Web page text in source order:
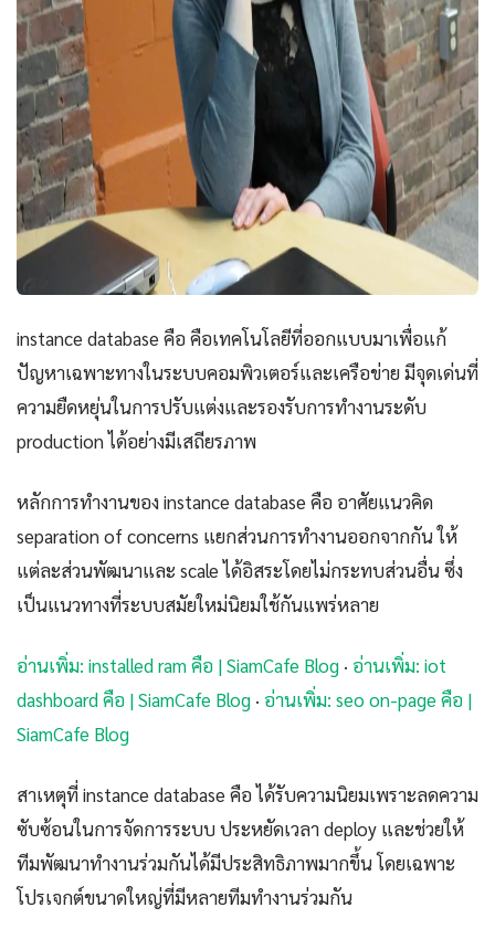
instance database คือ คือเทคโนโลยีที่ออกแบบมาเพื่อแก้
ปัญหาเฉพาะทางในระบบคอมพิวเตอร์และเครือข่าย มีจุดเด่นที่
ความยืดหยุ่นในการปรับแต่งและรองรับการทำงานระดับ
production ได้อย่างมีเสถียรภาพ
หลักการทำงานของ instance database คือ อาศัยแนวคิด
separation of concerns แยกส่วนการทำงานออกจากกัน ให้
แต่ละส่วนพัฒนาและ scale ได้อิสระโดยไม่กระทบส่วนอื่น ซึ่ง
เป็นแนวทางที่ระบบสมัยใหม่นิยมใช้กันแพร่หลาย
อ่านเพิ่ม: installed ram คือ | SiamCafe Blog · อ่านเพิ่ม: iot
dashboard คือ | SiamCafe Blog · อ่านเพิ่ม: seo on-page คือ |
SiamCafe Blog
สาเหตุที่ instance database คือ ได้รับความนิยมเพราะลดความ
ซับซ้อนในการจัดการระบบ ประหยัดเวลา deploy และช่วยให้
ทีมพัฒนาทำงานร่วมกันได้มีประสิทธิภาพมากขึ้น โดยเฉพาะ
โปรเจกต์ขนาดใหญ่ที่มีหลายทีมทำงานร่วมกัน